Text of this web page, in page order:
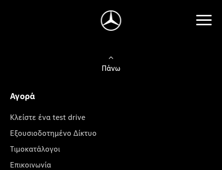
Πάνω
Αγορά
Κλείστε ένα test drive
Εξουσιοδοτημένο Δίκτυο
Τιμοκατάλογοι
Επικοινωνία